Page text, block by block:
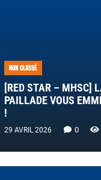
NON CLASSÉ
[RED STAR – MHSC]
PAILLADE VOUS
!
29 AVRIL 2026 0